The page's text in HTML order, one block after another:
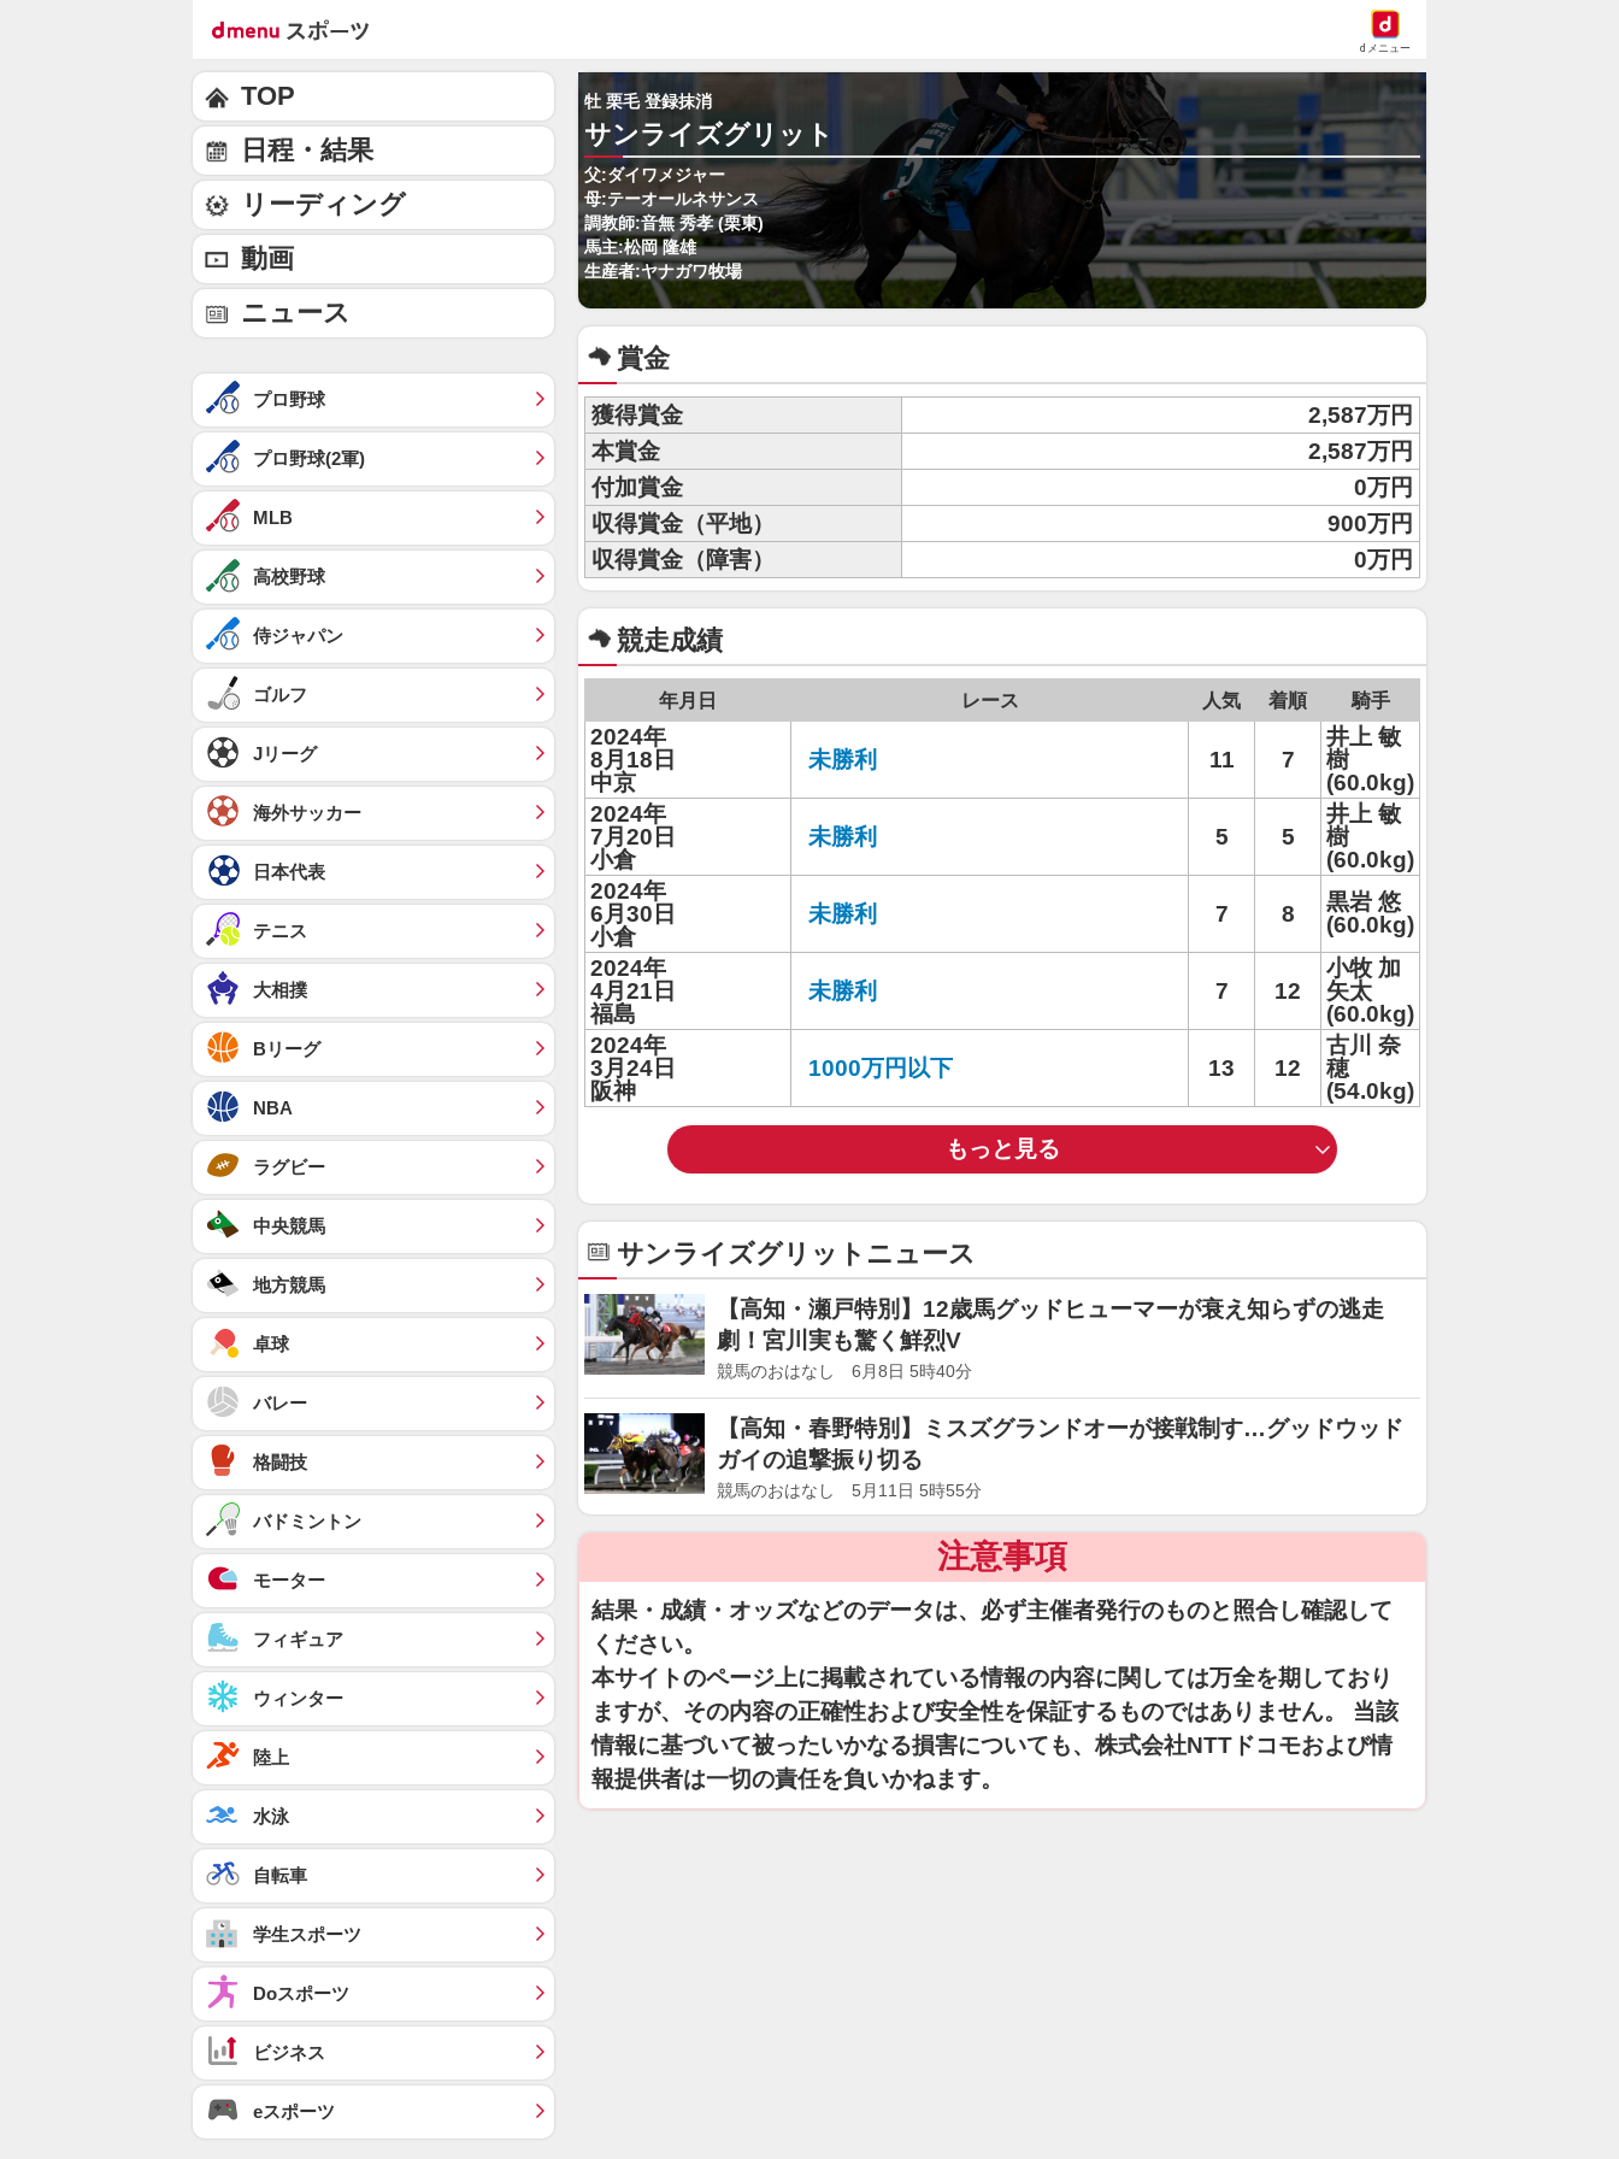
dメニュー
牡 栗毛 登録抹消
サンライズグリット
父:ダイワメジャー
母:テーオールネサンス
調教師:音無 秀孝 (栗東)
馬主:松岡 隆雄
生産者:ヤナガワ牧場
賞金
獲得賞金
2,587万円
本賞金
2,587万円
付加賞金
0万円
収得賞金（平地）
900万円
収得賞金（障害）
0万円
競走成績
年月日 レース 人気 着順 騎手
2024年
8月18日
中京
未勝利 11 7
井上 敏
樹
(60.0kg)
2024年
7月20日
小倉
未勝利 5 5
井上 敏
樹
(60.0kg)
2024年
6月30日
小倉
未勝利 7 8
黒岩 悠
(60.0kg)
2024年
4月21日
福島
未勝利 7 12
小牧 加
矢太
(60.0kg)
2024年
3月24日
阪神
1000万円以下 13 12
古川 奈
穂
(54.0kg)
もっと見る
サンライズグリットニュース
【高知・瀬戸特別】12歳馬グッドヒューマーが衰え知らずの逃走
劇！宮川実も驚く鮮烈V
競馬のおはなし 6月8日 5時40分
【高知・春野特別】ミスズグランドオーが接戦制す…グッドウッド
ガイの追撃振り切る
競馬のおはなし 5月11日 5時55分
注意事項
結果・成績・オッズなどのデータは、必ず主催者発行のものと照合し確認して
ください。
本サイトのページ上に掲載されている情報の内容に関しては万全を期しており
ますが、その内容の正確性および安全性を保証するものではありません。 当該
情報に基づいて被ったいかなる損害についても、株式会社NTTドコモおよび情
報提供者は一切の責任を負いかねます。
TOP
日程・結果
リーディング
動画
ニュース
プロ野球
プロ野球(2軍)
MLB
高校野球
侍ジャパン
ゴルフ
Jリーグ
海外サッカー
日本代表
テニス
大相撲
Bリーグ
NBA
ラグビー
中央競馬
地方競馬
卓球
バレー
格闘技
バドミントン
モーター
フィギュア
ウィンター
陸上
水泳
自転車
学生スポーツ
Doスポーツ
ビジネス
eスポーツ